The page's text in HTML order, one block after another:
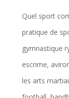
Quel sport
pratique de
gymnastique
escrime,
les arts